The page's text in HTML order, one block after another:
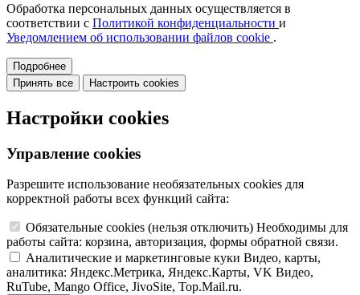
Обработка персональных данных осуществляется в
соответствии с Политикой конфиденциальности и
Уведомлением об использовании файлов cookie .
Подробнее
Принять все
Настроить cookies
Настройки cookies
Управление cookies
Разрешите использование необязательных cookies для
корректной работы всех функций сайта:
Обязательные cookies (нельзя отключить) Необходимы для
работы сайта: корзина, авторизация, формы обратной связи.
Аналитические и маркетинговые куки Видео, карты,
аналитика: Яндекс.Метрика, Яндекс.Карты, VK Видео,
RuTube, Mango Office, JivoSite, Top.Mail.ru.